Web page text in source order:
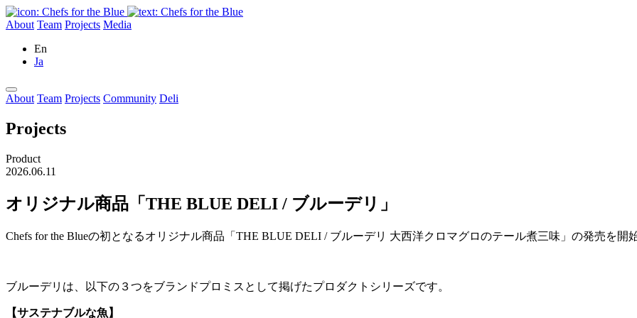
About Team Projects Media
En
Ja
About Team Projects Community Deli
Projects
Product
2026.06.11
オリジナル商品「THE BLUE DELI / ブルーデリ」
Chefs for the Blueの初となるオリジナル商品「THE BLUE DELI / ブルーデリ 大西洋クロマグロのテール煮三味」の発売を開
ブルーデリは、以下の３つをブランドプロミスとして掲げたプロダクトシリーズです。
【サステナブルな魚】